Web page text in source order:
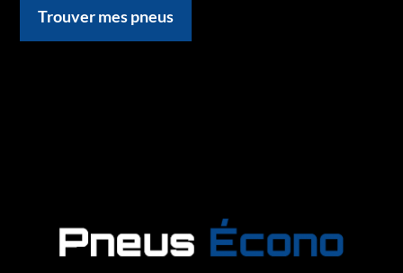
Trouver mes pneus